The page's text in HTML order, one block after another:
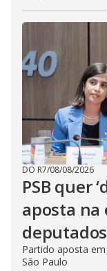
DO R7/08/08/2026
PSB quer
aposta na
deputados
Partido aposta
São Paulo